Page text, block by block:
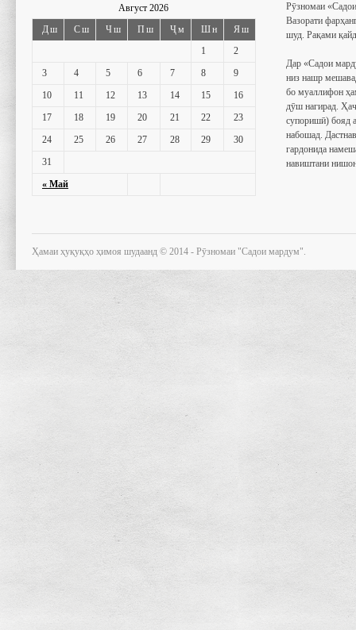
Август 2026
Дш
Сш Чш Пш Ҷм Шн Яш
« Май
1
2
3
4 5 6 7 8
9
10
11 12 13 14 15
16
17
18 19 20 21 22
23
24
25 26 27 28 29
30
31
Рӯзномаи
Вазорати
шуд. Рақами
Дар «Садои
низ нашр
бо муаллифон
дӯш нагирад.
супоришӣ) бояд
набошад.
гардонида
навиштани
Ҳамаи ҳуқуқҳо ҳимоя шудаанд © 2014 - Рӯзномаи "Садои мардум".